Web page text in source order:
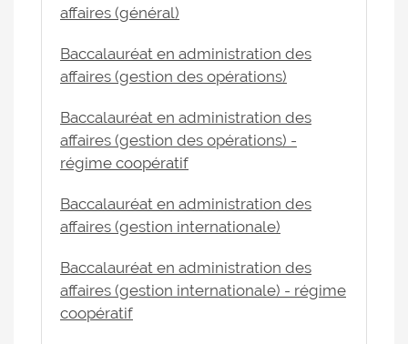
affaires (général)
Baccalauréat en administration des
affaires (gestion des opérations)
Baccalauréat en administration des
affaires (gestion des opérations) -
régime coopératif
Baccalauréat en administration des
affaires (gestion internationale)
Baccalauréat en administration des
affaires (gestion internationale) - régime
coopératif